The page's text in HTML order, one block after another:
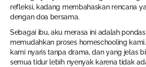
refleksi, kadang membahaskan rencana
dengan doa bersama.
Sebagai ibu, aku merasa ini adalah
memudahkan proses homeschooling
kami nyaris tanpa drama, dan yang jelas
semua tidur lebih nyenyak karena tidak